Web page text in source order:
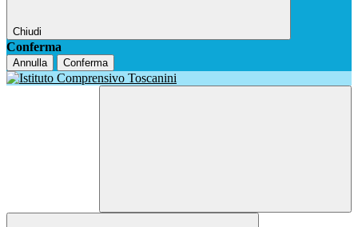
Chiudi
Conferma
Annulla Conferma